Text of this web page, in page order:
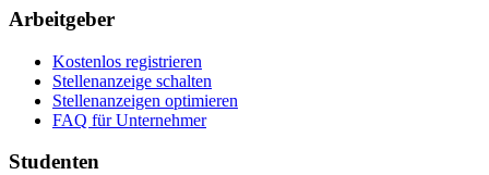
Arbeitgeber
Kostenlos registrieren
Stellenanzeige schalten
Stellenanzeigen optimieren
FAQ für Unternehmer
Studenten